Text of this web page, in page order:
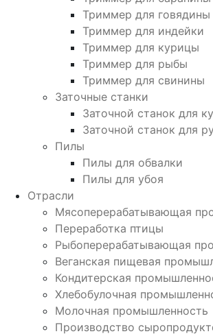
Триммер для говядины
Триммер для индейки
Триммер для курицы
Триммер для рыбы
Триммер для свинины
Заточные станки
Заточной станок для
Заточной станок для
Пилы
Пилы для обвалки
Пилы для убоя
Отрасли
Мясоперерабатывающая
Переработка птицы
Рыбоперерабатывающая
Веганская пищевая
Кондитерская
Хлебобулочная
Молочная промышленность
Производство